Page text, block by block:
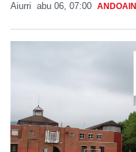
Aiurri abu 06, 07:00 ANDOAIN